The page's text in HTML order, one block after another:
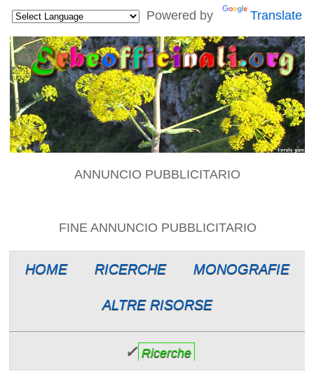
Powered by Translate
ANNUNCIO PUBBLICITARIO
FINE ANNUNCIO PUBBLICITARIO
HOME RICERCHE MONOGRAFIE
ALTRE RISORSE
✓ Ricerche